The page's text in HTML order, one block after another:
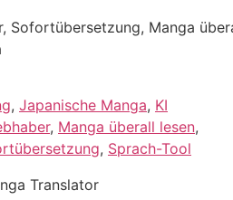
Sofortübersetzung, Manga
, Japanische Manga, KI
, Manga überall lesen,
, Sprach-Tool
Translator